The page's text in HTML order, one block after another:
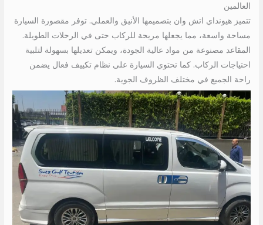
العالمين
تتميز هيونداي اتش وان بتصميمها الأنيق والعملي. توفر مقصورة السيارة
مساحة واسعة، مما يجعلها مريحة للركاب حتى في الرحلات الطويلة.
المقاعد مصنوعة من مواد عالية الجودة، ويمكن تعديلها بسهولة لتلبية
احتياجات الركاب. كما تحتوي السيارة على نظام تكييف فعال يضمن
راحة الجميع في مختلف الظروف الجوية.